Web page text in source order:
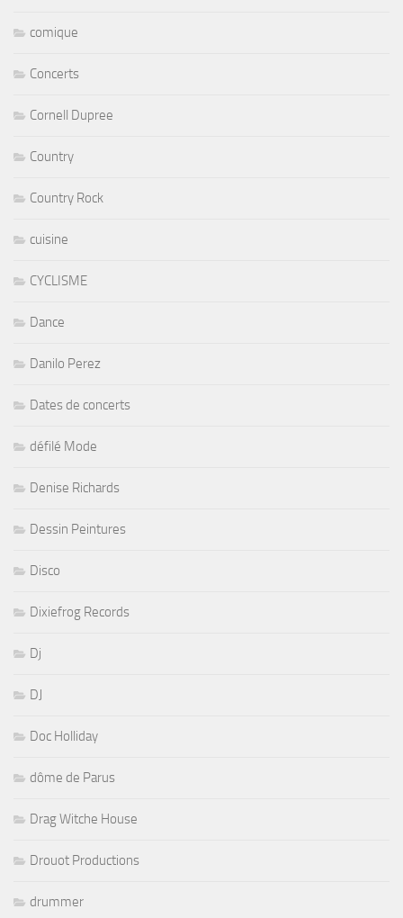
comique
Concerts
Cornell Dupree
Country
Country Rock
cuisine
CYCLISME
Dance
Danilo Perez
Dates de concerts
défilé Mode
Denise Richards
Dessin Peintures
Disco
Dixiefrog Records
Dj
DJ
Doc Holliday
dôme de Parus
Drag Witche House
Drouot Productions
drummer